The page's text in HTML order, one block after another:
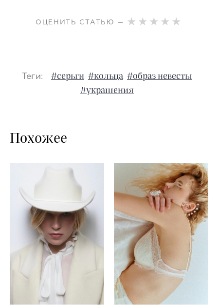
ОЦЕНИТЬ СТАТЬЮ —
Теги: #серьги #кольца #образ невесты
#украшения
Похожее